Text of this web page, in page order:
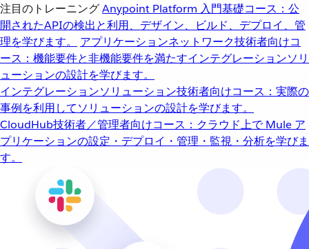
注目のトレーニングAnypoint Platform 入門基礎コース：公
開されたAPIの検出と利用、デザイン、ビルド、デプロイ、管
理を学びます。
アプリケーションネットワーク技術者向けコ
ース：機能要件と非機能要件を満たすインテグレーションソリ
ューションの設計を学びます。
インテグレーションソリューション技術者向けコース：実際の
事例を利用してソリューションの設計を学びます。
CloudHub技術者／管理者向けコース：クラウド上で Mule ア
プリケーションの設定・デプロイ・管理・監視・分析を学びま
す。